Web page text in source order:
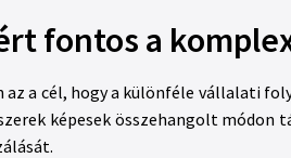
fontos a
az a cél, hogy a különféle vállalati
képesek összehangolt